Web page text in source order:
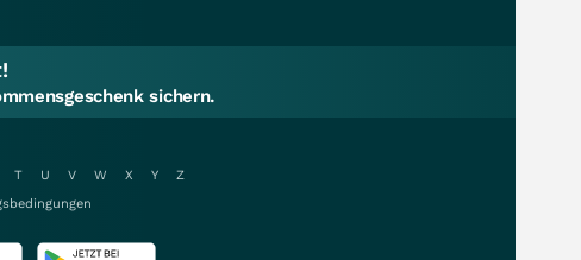
sichern.
T U V W X Y
Z